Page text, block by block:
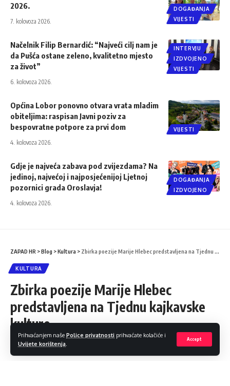
Prihvaćanjem naše Police privatnosti prihvaćate kolačiće i
Uvijete korištenja
Accept
DOGAĐANJA
VIJESTI
2026.
7. kolovoza 2026.
INTERVJU
IZDVOJENO
VIJESTI
Načelnik Filip Bernardić: “Najveći cilj nam je
da Pušća ostane zeleno, kvalitetno mjesto
za život”
6. kolovoza 2026.
VIJESTI
Općina Lobor ponovno otvara vrata mladim
obiteljima: raspisan Javni poziv za
bespovratne potpore za prvi dom
4. kolovoza 2026.
DOGAĐANJA
IZDVOJENO
Gdje je najveća zabava pod zvijezdama? Na
jedinoj, najvećoj i najposjećenijoj Ljetnoj
pozornici grada Oroslavja!
4. kolovoza 2026.
ZAPAD HR >Blog >Kultura > Zbirka poezije Marije Hlebec predstavljena na Tjednu kajkavske kulture
KULTURA
Zbirka poezije Marije Hlebec
predstavljena na Tjednu kajkavske
kulture
Podijeli